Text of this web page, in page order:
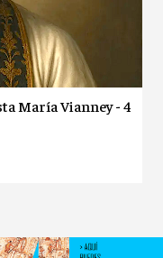
María Vianney - 4